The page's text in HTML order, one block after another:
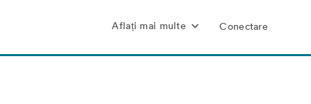
Aflați mai multe Conectare